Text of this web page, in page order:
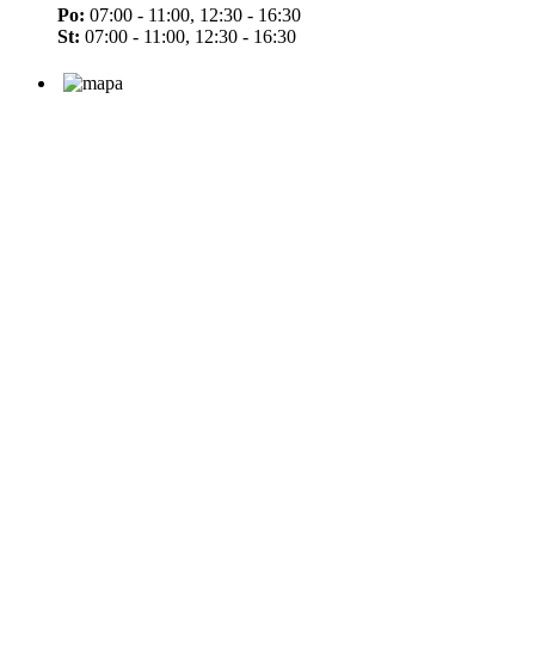
Po: 07:00 - 11:00, 12:30 - 16:30
St: 07:00 - 11:00, 12:30 - 16:30